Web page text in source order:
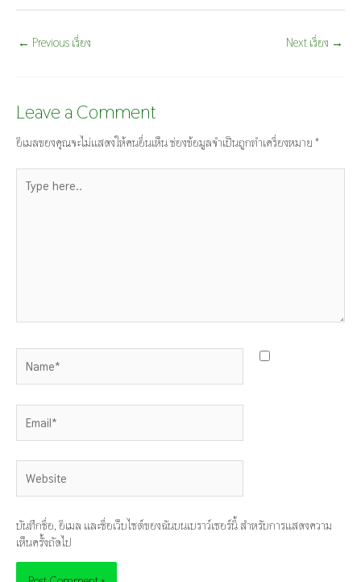
← Previous เรื่อง Next เรื่อง →
Leave a Comment
อีเมลของคุณจะไม่แสดงให้คนอื่นเห็นช่องข้อมูลจำเป็นถูกทำเครื่องหมาย *
here..
บันทึกชื่อ, อีเมล และชื่อเว็บไซต์ของฉันบนเบราว์เซอร์นี้ สำหรับการแสดงความ
เห็นครั้งถัดไป